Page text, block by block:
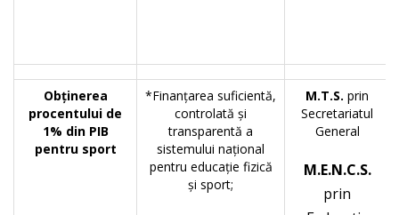
Obţinerea
procentului de
1% din PIB
pentru sport
*Finanţarea suficientă,
controlată şi
transparentă a
sistemului naţional
pentru educaţie fizică
şi sport;
M.T.S. prin
Secretariatul
General
M.E.N.C.S.
prin